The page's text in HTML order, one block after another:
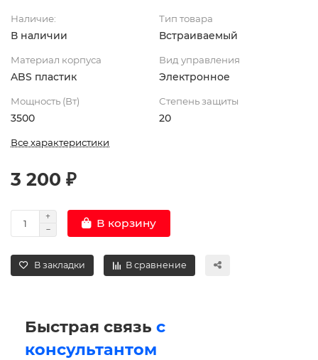
Наличие:
В наличии
Тип товара
Встраиваемый
Материал корпуса
ABS пластик
Вид управления
Электронное
Мощность (Вт)
3500
Степень защиты
20
Все характеристики
3 200 ₽
В корзину
В закладки В сравнение
Быстрая связь с
консультантом